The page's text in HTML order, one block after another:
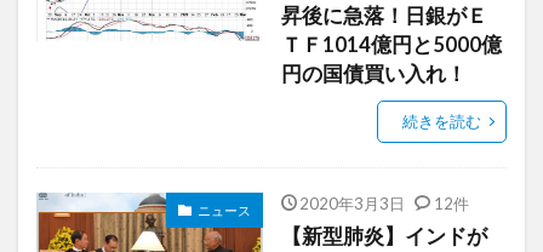
昇後に急落！日銀がＥ
ＴＦ1014億円と5000億
円の国債買い入れ！
続きを読む
ニュース 2020年3月3日 12件
【新型肺炎】インドが